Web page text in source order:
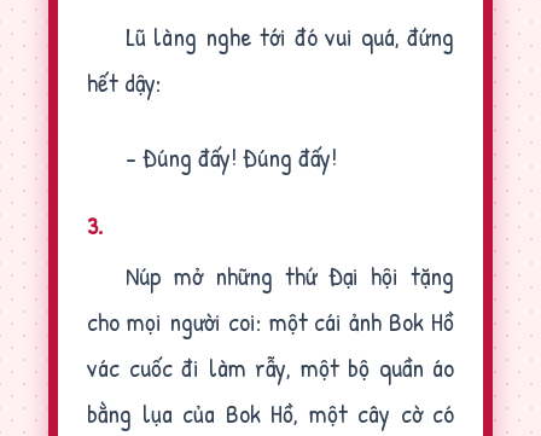
Lũ làng nghe tới đó vui quá, đứng
hết dậy:
- Đúng đấy! Đúng đấy!
3.
Núp mở những thứ Đại hội tặng
cho mọi người coi: một cái ảnh Bok Hồ
vác cuốc đi làm rẫy, một bộ quần áo
bằng lụa của Bok Hồ, một cây cờ có